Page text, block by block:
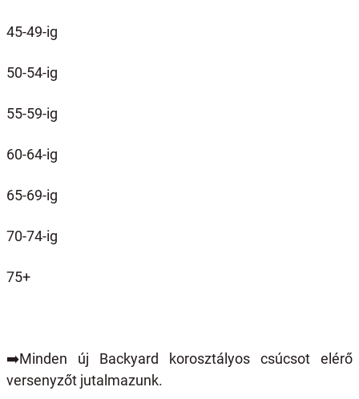
45-49-ig
50-54-ig
55-59-ig
60-64-ig
65-69-ig
70-74-ig
75+
➡️Minden új Backyard korosztályos csúcsot elérő
versenyzőt jutalmazunk.